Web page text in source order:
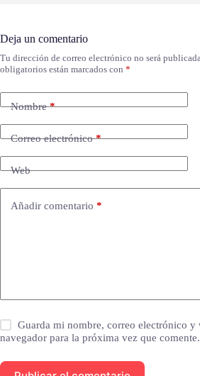
Deja un comentario
Tu dirección de correo electrónico no será
obligatorios están marcados con *
Nombre*
Correo electrónico*
Web
Añadir comentario *
Guarda mi nombre, correo electrónico y
navegador para la próxima vez que comente.